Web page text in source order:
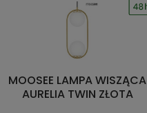
MOOSEE LAMPA WISZĄCA
AURELIA TWIN ZŁOTA